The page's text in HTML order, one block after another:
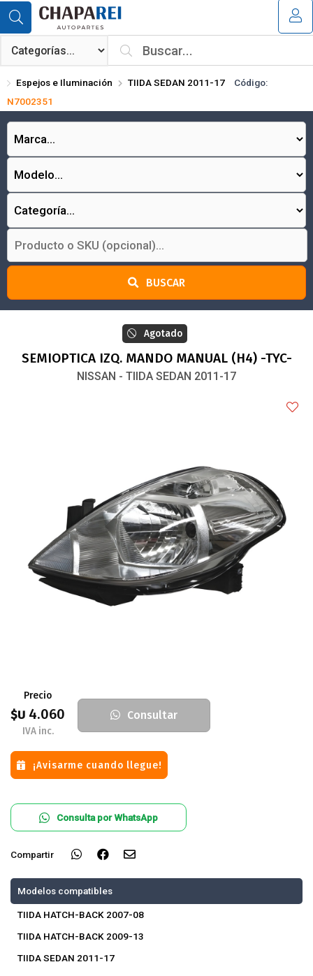
Compartir por email
Enviar
¿Tienes cupón de descuento?
Espejos e Iluminación TIIDA SEDAN 2011-17
Código:
N7002351
BUSCAR
Agotado
SEMIOPTICA IZQ. MANDO MANUAL (H4) -TYC-
NISSAN - TIIDA SEDAN 2011-17
Precio
$U 4.060
IVA inc.
Consultar
¡Avisarme cuando llegue!
Consulta por WhatsApp
Compartir
Modelos compatibles
TIIDA HATCH-BACK 2007-08
TIIDA HATCH-BACK 2009-13
TIIDA SEDAN 2011-17